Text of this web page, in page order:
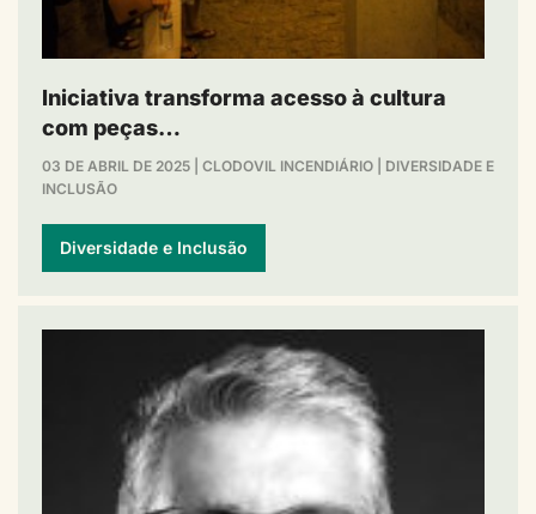
Iniciativa transforma acesso à cultura
com peças…
03 DE ABRIL DE 2025 CLODOVIL INCENDIÁRIO
DIVERSIDADE E
INCLUSÃO
Diversidade e Inclusão